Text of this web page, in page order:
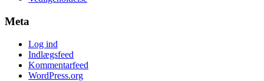
Meta
Log ind
Indlægsfeed
Kommentarfeed
WordPress.org